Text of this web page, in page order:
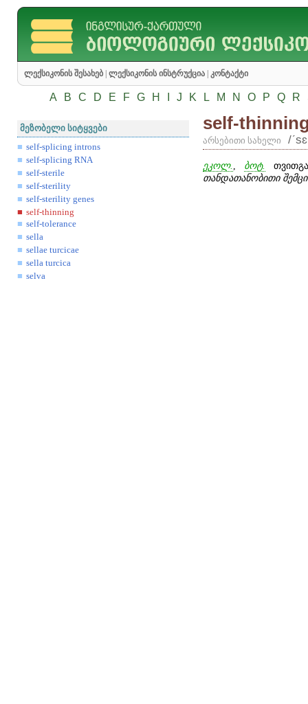
ლექსიკონის შესახებ ლექსიკონის ინსტრუქცია კონტაქტი
A B C D E F G H J K L M N O P Q R
მეზობელი სიტყვები
self-splicing introns
self-splicing RNA
self-sterile
self-sterility
self-sterility genes
self-thinning
self-tolerance
sella
sellae turcicae
sella turcica
selva
self-
არსებითი სახელი /
ეკოლ. ბოტ.
თანდათანობითი